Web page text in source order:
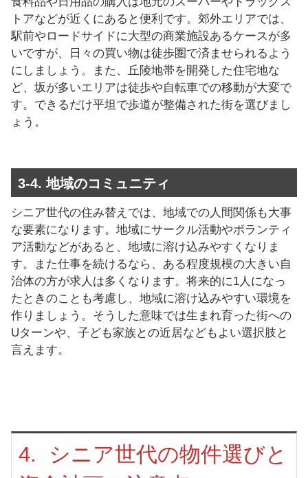
トアなどが近くにあると便利です。郊外エリアでは、
駅前やロードサイドに大型の商業施設あるケースが多
いですが、日々の買い物は徒歩圏で済ませられるよう
にしましょう。また、丘陵地帯を開発した住宅地な
ど、坂が多いエリアは徒歩や自転車での移動が大変で
す。できるだけ平坦で歩道が整備された街を選びまし
ょう。
3-4. 地域のコミュニティ
シニア世代の住み替えでは、地域での人間関係も大事
な要素になります。地域にサークル活動やボランティ
ア活動などがあると、地域に溶け込みやすくなりま
す。また仕事を続けるなら、ある程度規模の大きい自
治体の方が求人は多くなります。将来的に1人になっ
たときのことも考慮し、地域に溶け込みやすい環境を
作りましょう。そうした意味では生まれ育った街への
Uターンや、子ども家族との近居などもよい選択肢と
言えます。
4. シニア世代の物件選びと